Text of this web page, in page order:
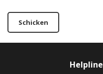
Schicken
Helpline